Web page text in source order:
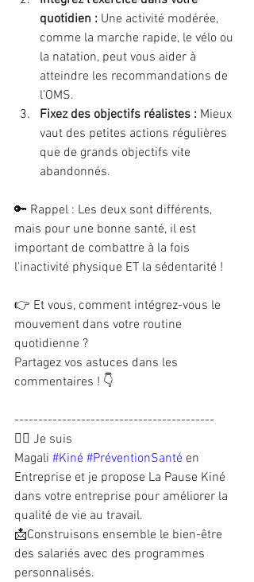
quotidien : Une activité modérée,
comme la marche rapide, le vélo ou
la natation, peut vous aider à
atteindre les recommandations de
l’OMS.
Fixez des objectifs réalistes : Mieux
vaut des petites actions régulières
que de grands objectifs vite
abandonnés.
🔑 Rappel : Les deux sont différents,
mais pour une bonne santé, il est
important de combattre à la fois
l'inactivité physique ET la sédentarité !
👉 Et vous, comment intégrez-vous le
mouvement dans votre routine
quotidienne ?
Partagez vos astuces dans les
commentaires ! 👇
------------------------------------------
💆‍♀️ Je suis
Magali #Kiné #PréventionSanté en
Entreprise et je propose La Pause Kiné
dans votre entreprise pour améliorer la
qualité de vie au travail.
📩Construisons ensemble le bien-être
des salariés avec des programmes
personnalisés.